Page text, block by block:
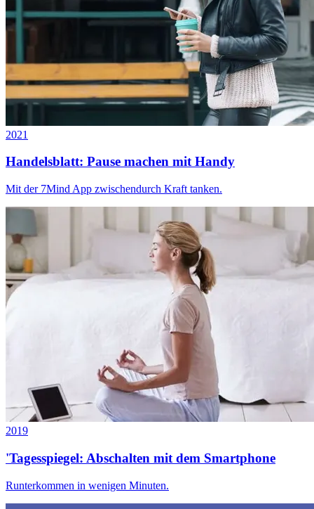
2021
Handelsblatt: Pause machen mit Handy
Mit der 7Mind App zwischendurch Kraft tanken.
2019
'Tagesspiegel: Abschalten mit dem Smartphone
Runterkommen in wenigen Minuten.